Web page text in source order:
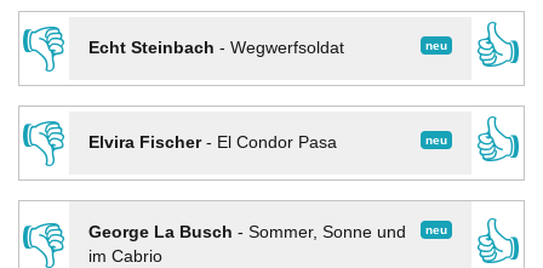
👎
neu
Echt Steinbach - Wegwerfsoldat
👍
👎
neu
Elvira Fischer- El Condor Pasa
👍
👎
neu
George La Busch - Sommer, Sonne und
im Cabrio
👍